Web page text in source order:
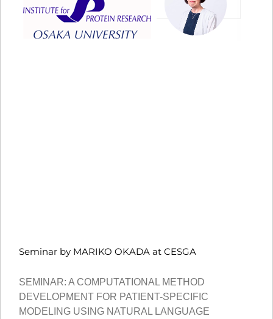
Seminar by MARIKO OKADA at CESGA
SEMINAR: A COMPUTATIONAL METHOD
DEVELOPMENT FOR PATIENT-SPECIFIC
MODELING USING NATURAL LANGUAGE